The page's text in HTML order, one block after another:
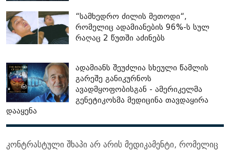
“სამხედრო ძილის მეთოდი“,
რომელიც ადამიანების 96%-ს სულ
რაღაც 2 წუთში აძინებს
ადამიანს შეუძლია სხეული წამლის
გარეშე განიკურნოს
ავადმყოფობისგან - ამერიკელმა
გენეტიკოსმა მედიცინა თავდაყირა
დააყენა
კონტრასტული შხაპი არ არის მედიკამენტი, რომელიც